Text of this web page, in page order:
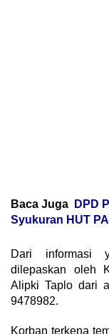
Baca Juga
DPD
Syukuran HUT
Dari informasi
dilepaskan oleh
Alipki Taplo dari
9478982.
Korban terkena